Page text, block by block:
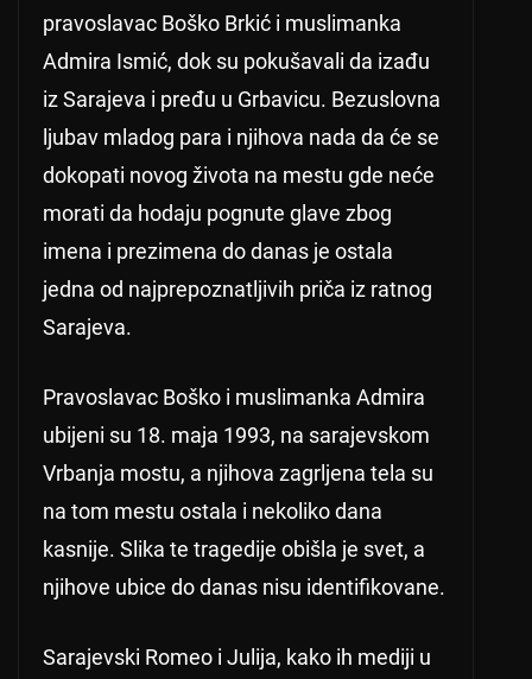
pravoslavac Boško Brkić i muslimanka
Admira Ismić, dok su pokušavali da izađu
iz Sarajeva i pređu u Grbavicu. Bezuslovna
ljubav mladog para i njihova nada da će se
dokopati novog života na mestu gde neće
morati da hodaju pognute glave zbog
imena i prezimena do danas je ostala
jedna od najprepoznatljivih priča iz ratnog
Sarajeva.
Pravoslavac Boško i muslimanka Admira
ubijeni su 18. maja 1993, na sarajevskom
Vrbanja mostu, a njihova zagrljena tela su
na tom mestu ostala i nekoliko dana
kasnije. Slika te tragedije obišla je svet, a
njihove ubice do danas nisu identifikovane.
Sarajevski Romeo i Julija, kako ih mediji u